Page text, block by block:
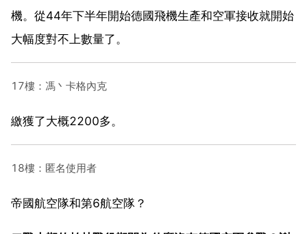
機。從44年下半年開始德國飛機生產和空軍接收就開始
大幅度對不上數量了。
17樓：馮丶卡格內克
繳獲了大概2200多。
18樓：匿名使用者
帝國航空隊和第6航空隊？